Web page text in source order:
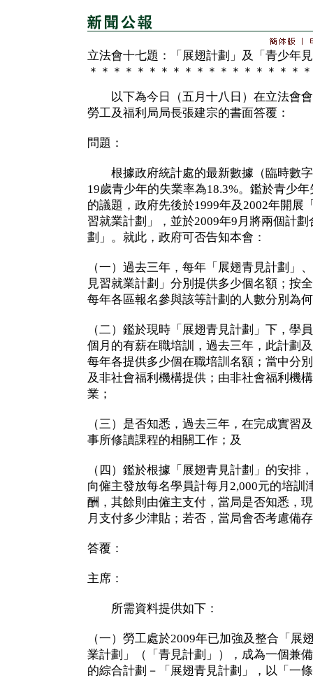
立法會十七題：「展翅計劃」及「青少年
＊＊＊＊＊＊＊＊＊＊＊＊＊＊＊＊＊＊
以下為今日（五月十八日）在立法會會
勞工及福利局局長張建宗的書面答覆：
問題：
根據政府統計處的最新數據（臨時數字
19歲青少年的失業率為18.3%。鑑於青少
的議題，政府先後於1999年及2002年開展
習就業計劃」，並於2009年9月將兩個計
劃」。就此，政府可否告知本會：
（一）過去三年，每年「展翅青見計劃」
見習就業計劃」分別提供多少個名額；按
每年各區報名參與該等計劃的人數分別為
（二）鑑於現時「展翅青見計劃」下，學
個月的有薪在職培訓，過去三年，此計劃
每年各提供多少個在職培訓名額；當中分
及非社會福利機構提供；由非社會福利機
業；
（三）是否知悉，過去三年，在完成實習
事所修讀課程的相關工作；及
（四）鑑於根據「展翅青見計劃」的安排
向僱主發放每名學員計每月2,000元的培訓
酬，其餘則由僱主支付，當局是否知悉，
月支付多少津貼；若否，當局會否考慮備
答覆：
主席：
所需資料提供如下：
（一）勞工處於2009年已加強及整合「展
業計劃」（「青見計劃」），成為一個兼
的綜合計劃－「展翅青見計劃」，以「一